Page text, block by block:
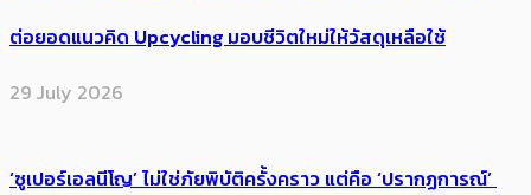
ต่อยอดแนวคิด Upcycling มอบชีวิตใหม่ให้วัสดุเหลือใช้
29 July 2026
‘ซูเปอร์เอลนีโญ’ ไม่ใช่ภัยพิบัติครั้งคราว แต่คือ ‘ปรากฏการณ์’ ​